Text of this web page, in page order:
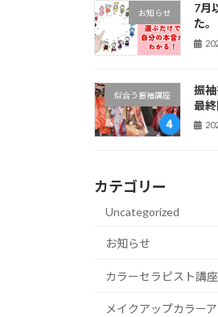
お知らせ
7月
た。
似合う振袖講座
振
最
カテゴリー
Uncategorized
お知らせ
カラーセラピスト講
メイクアップカラー